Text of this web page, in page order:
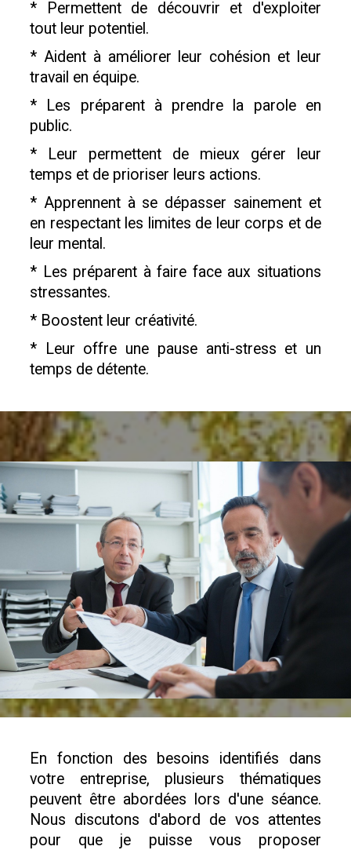
* Permettent de découvrir et d'exploiter
tout leur potentiel.
* Aident à améliorer leur cohésion et leur
travail en équipe.
* Les préparent à prendre la parole en
public.
* Leur permettent de mieux gérer leur
temps et de prioriser leurs actions.
* Apprennent à se dépasser sainement et
en respectant les limites de leur corps et de
leur mental.
* Les préparent à faire face aux situations
stressantes.
* Boostent leur créativité.
* Leur offre une pause anti-stress et un
temps de détente.
En fonction des besoins identifiés dans
votre entreprise, plusieurs thématiques
peuvent être abordées lors d'une séance.
Nous discutons d'abord de vos attentes
pour que je puisse vous proposer